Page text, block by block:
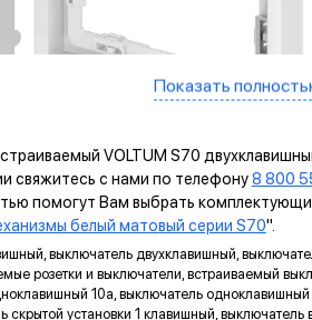
Показать
VOLTUM S70
свяжитесь с нами по телефону8 800
помогут Вам выбрать
белый матовый серии S70".
выключатель двухклавишный,
розетки и выключатели, встраиваемый
10а, выключатель
установки 1 клавишный,